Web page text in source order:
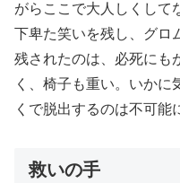
がらここで大人しくして
下卑た笑いを残し、グロ
残されたのは、必死にも
く、椅子も重い。いか
くで脱出するのは不可能
救いの手